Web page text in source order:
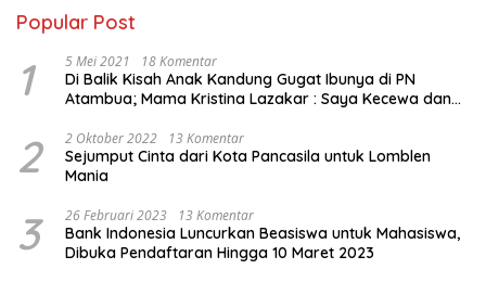
Popular Post
1 5 Mei 2021 18 Komentar
Di Balik Kisah Anak Kandung Gugat Ibunya di PN
Atambua; Mama Kristina Lazakar : Saya Kecewa dan
2 2 Oktober 2022 13 Komentar
Sejumput Cinta dari Kota Pancasila untuk Lomblen
Mania
3 26 Februari 2023 13 Komentar
Bank Indonesia Luncurkan Beasiswa untuk Mahasiswa,
Dibuka Pendaftaran Hingga 10 Maret 2023